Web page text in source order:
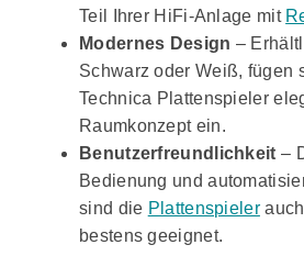
Teil Ihrer HiFi-Anlage mit
Modernes Design –
Schwarz oder Weiß, fügen
Technica Plattenspieler
Raumkonzept ein.
Benutzerfreundlichkeit –
Bedienung und
sind die Plattenspieler
bestens geeignet.